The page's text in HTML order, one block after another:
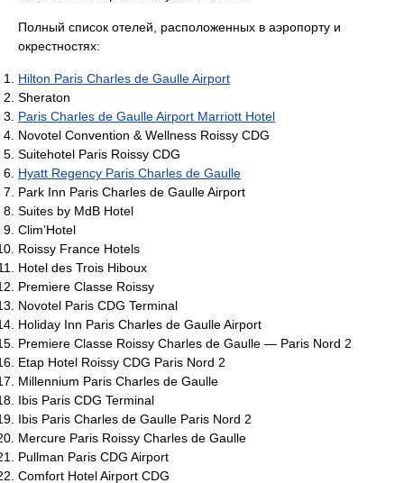
Полный список отелей, расположенных в аэропорту и
окрестностях:
Hilton Paris Charles de Gaulle Airport
Sheraton
Paris Charles de Gaulle Airport Marriott Hotel
Novotel Convention & Wellness Roissy CDG
Suitehotel Paris Roissy CDG
Hyatt Regency Paris Charles de Gaulle
Park Inn Paris Charles de Gaulle Airport
Suites by MdB Hotel
Clim’Hotel
Roissy France Hotels
Hotel des Trois Hiboux
Premiere Classe Roissy
Novotel Paris CDG Terminal
Holiday Inn Paris Charles de Gaulle Airport
Premiere Classe Roissy Charles de Gaulle — Paris Nord 2
Etap Hotel Roissy CDG Paris Nord 2
Millennium Paris Charles de Gaulle
Ibis Paris CDG Terminal
Ibis Paris Charles de Gaulle Paris Nord 2
Mercure Paris Roissy Charles de Gaulle
Pullman Paris CDG Airport
Comfort Hotel Airport CDG